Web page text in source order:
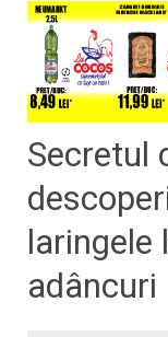
Secretul
laringele
adâncuri